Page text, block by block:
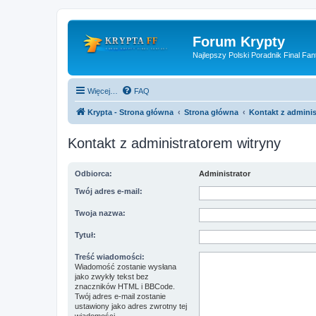
Forum Krypty
Najlepszy Polski Poradnik Final
Więcej… FAQ
Krypta - Strona główna Strona główna Kontakt z
Kontakt z administratorem witryny
Odbiorca: Administrator
Twój adres e-mail:
Twoja nazwa:
Tytuł:
Treść wiadomości:
Wiadomość zostanie wysłana
jako zwykły tekst bez
znaczników HTML i BBCode.
Twój adres e-mail zostanie
ustawiony jako adres zwrotny tej